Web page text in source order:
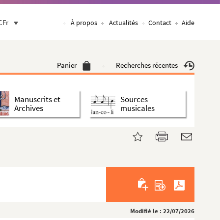
À propos Actualités Contact Aide
Panier Recherches récentes
Manuscrits et
Archives
Sources
musicales
Modifié le : 22/07/2026